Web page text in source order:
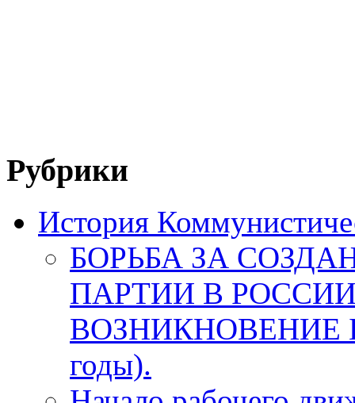
Рубрики
История
БОРЬБА ЗА
ПАРТИИ В
ВОЗНИКНОВЕНИЕ
годы).